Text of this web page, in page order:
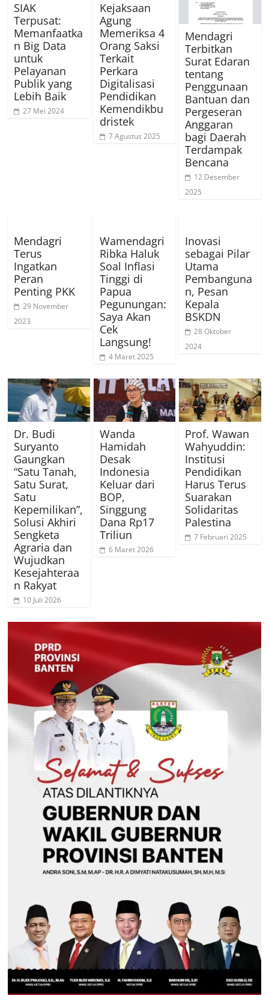
SIAK
Terpusat:
Memanfaatka
n Big Data
untuk
Pelayanan
Publik yang
Lebih Baik
27 Mei 2024
Kejaksaan
Agung
Memeriksa 4
Orang Saksi
Terkait
Perkara
Digitalisasi
Pendidikan
Kemendikbu
7 Agustus 2025
Mendagri
Terbitkan
Surat Edaran
tentang
Penggunaan
Bantuan dan
Pergeseran
Anggaran
bagi Daerah
Terdampak
Bencana
12 Desember
2025
Mendagri
Terus
Ingatkan
Peran
Penting PKK
29 November
2023
Wamendagri
Ribka Haluk
Soal Inflasi
Tinggi di
Papua
Pegunungan:
Saya Akan
Cek
Langsung!
4 Maret 2025
Inovasi
sebagai Pilar
Utama
Pembanguna
n, Pesan
Kepala
BSKDN
28 Oktober
2024
Dr. Budi
Suryanto
Gaungkan
“Satu Tanah,
Satu Surat,
Satu
Kepemilikan”,
Solusi Akhiri
Sengketa
Agraria dan
Wujudkan
Kesejahteraa
n Rakyat
10 Juli 2026
Wanda
Hamidah
Desak
Indonesia
Keluar dari
BOP,
Singgung
Dana Rp17
Triliun
6 Maret 2026
Prof. Wawan
Wahyuddin:
Institusi
Pendidikan
Harus Terus
Suarakan
Solidaritas
Palestina
7 Februari 2025